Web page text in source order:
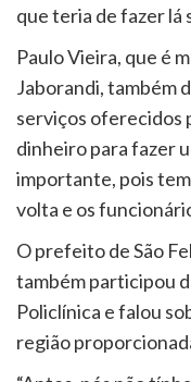
que teria de fazer lá
Paulo Vieira, que é
Jaborandi, também
serviços oferecidos
dinheiro para fazer
importante, pois
volta e os
O prefeito de São
também participou
Policlínica e falou
região